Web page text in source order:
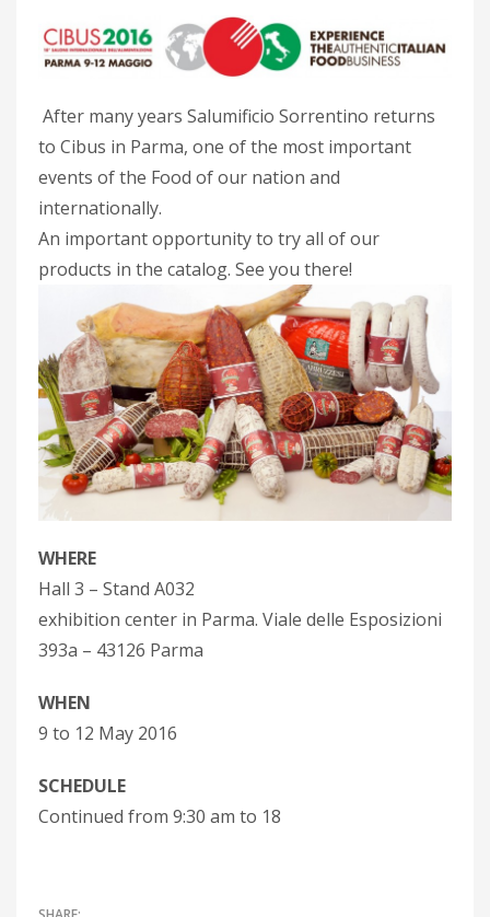
After many years Salumificio Sorrentino returns
to Cibus in Parma, one of the most important
events of the Food of our nation and
internationally.
An important opportunity to try all of our
products in the catalog. See you there!
WHERE
Hall 3 – Stand A032
exhibition center in Parma. Viale delle Esposizioni
393a – 43126 Parma
WHEN
9 to 12 May 2016
SCHEDULE
Continued from 9:30 am to 18